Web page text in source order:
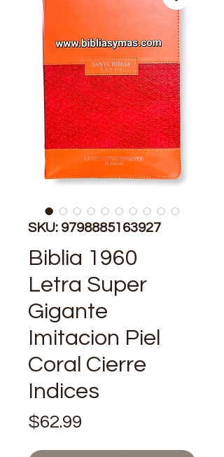
SKU: 9798885163927
Biblia 1960
Letra Super
Gigante
Imitacion Piel
Coral Cierre
Indices
$62.99